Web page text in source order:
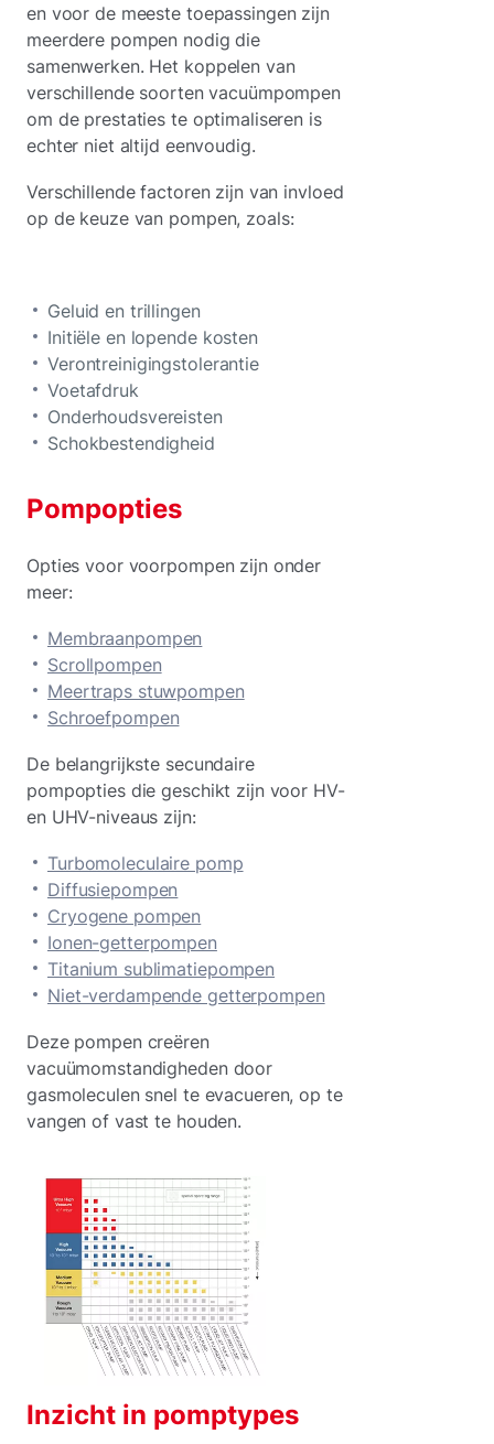
en voor de meeste toepassingen zijn
meerdere pompen nodig die
samenwerken. Het koppelen van
verschillende soorten vacuümpompen
om de prestaties te optimaliseren is
echter niet altijd eenvoudig.
Verschillende factoren zijn van invloed
op de keuze van pompen, zoals:
Geluid en trillingen
Initiële en lopende kosten
Verontreinigingstolerantie
Voetafdruk
Onderhoudsvereisten
Schokbestendigheid
Pompopties
Opties voor voorpompen zijn onder
meer:
Membraanpompen
Scrollpompen
Meertraps stuwpompen
Schroefpompen
De belangrijkste secundaire
pompopties die geschikt zijn voor HV-
en UHV-niveaus zijn:
Turbomoleculaire pomp
Diffusiepompen
Cryogene pompen
Ionen-getterpompen
Titanium sublimatiepompen
Niet-verdampende getterpompen
Deze pompen creëren
vacuümomstandigheden door
gasmoleculen snel te evacueren, op te
vangen of vast te houden.
Inzicht in pomptypes